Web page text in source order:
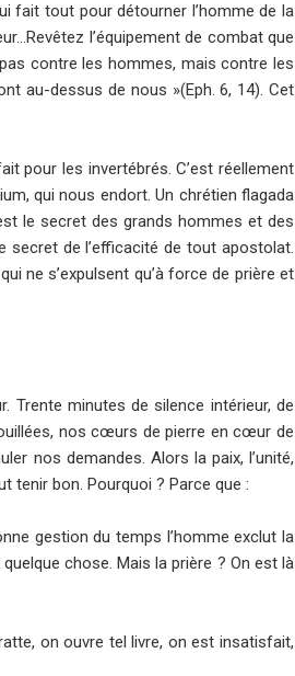
fait tout pour détourner l’homme de la
l’équipement de combat que
contre les hommes, mais contre les
au-dessus de nous »(Eph. 6, 14). Cet
pour les invertébrés. C’est réellement
qui nous endort. Un chrétien flagada
le secret des grands hommes et des
secret de l’efficacité de tout apostolat.
ne s’expulsent qu’à force de prière et
Trente minutes de silence intérieur, de
nos cœurs de pierre en cœur de
nos demandes. Alors la paix, l’unité,
tenir bon. Pourquoi ? Parce que :
gestion du temps l’homme exclut la
chose. Mais la prière ? On est là
on ouvre tel livre, on est insatisfait,